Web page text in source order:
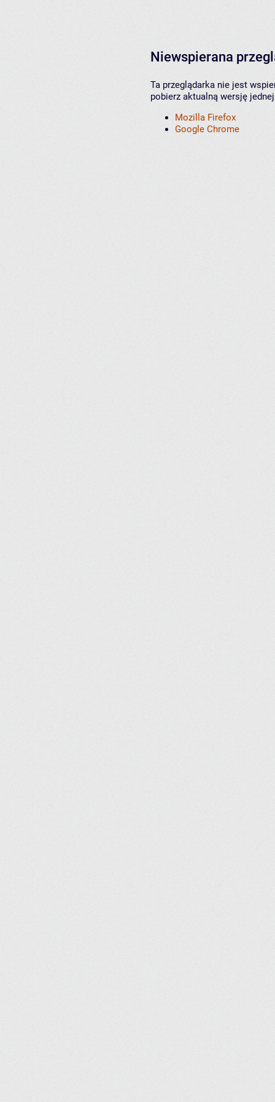
Niewspierana
Ta przeglądarka nie jest
pobierz aktualną wersję
Mozilla Firefox
Google Chrome